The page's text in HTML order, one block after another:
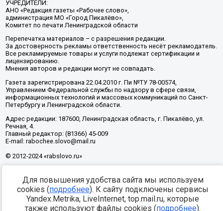
УЧРЕДИТЕЛИ:
АНО «Редакция газеты «Рабочее слово»,
администрация МО «Город Пикалёво»,
Комитет по печати Ленинградской области
Перепечатка материалов – с разрешения редакции.
За достоверность рекламы ответственность несёт рекламодатель.
Все рекламируемые товары и услуги подлежат сертификации и
лицензированию.
Мнения авторов и редакции могут не совпадать.
Газета зарегистрирована 22.04.2010 г. Пи №ТУ 78-00574,
Управлением Федеральной службы по надзору в сфере связи,
информационных технологий и массовых коммуникаций по Санкт-
Петербургу и Ленинградской области.
Адрес редакции: 187600, Ленинградская область, г. Пикалёво, ул.
Речная, 4.
Главный редактор: (81366) 45-009
E-mail: rabochee.slovo@mail.ru
© 2012-2024 «rabslovo.ru»
Разработка -
Для повышения удобства сайта мы используем
cookies (подробнее). К сайту подключены сервисы
Yandex.Metrika, LiveInternet, top.mail.ru, которые
также используют файлы cookies (подробнее).